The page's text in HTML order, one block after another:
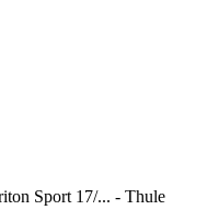
Sport 17/... - Thule